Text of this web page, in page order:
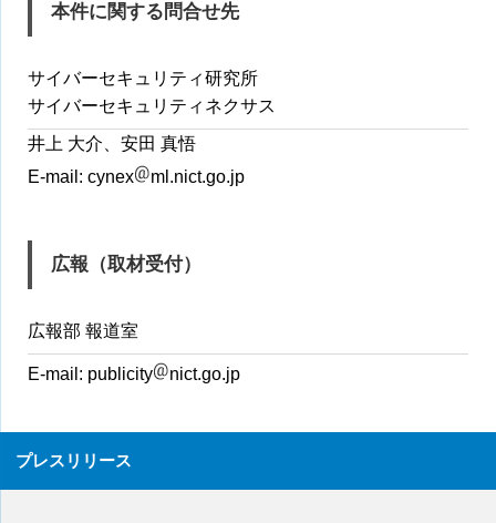
本件に関する問合せ先
サイバーセキュリティ研究所
サイバーセキュリティネクサス
井上 大介、安田 真悟
E-mail:cynex ml.nict.go.jp
広報（取材受付）
広報部 報道室
E-mail: publicity nict.go.jp
プレスリリース